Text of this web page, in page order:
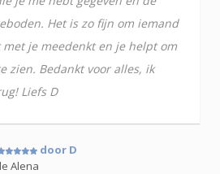
Het is zo fijn om iemand
je meedenkt en je helpt om
zien. Bedankt voor alles, ik
Liefs D
door D
Alena